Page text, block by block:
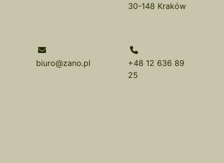
30-148 Kraków
biuro@zano.pl
+48 12 636 89
25